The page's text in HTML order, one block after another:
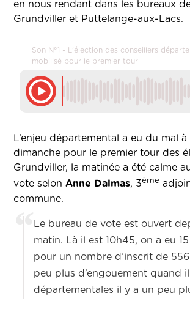
en nous rendant dans les bureaux
Grundviller et Puttelange-aux-Lacs.
Son N°1 - L'élection des conseillers
mobilisé pour le premier tour
L’enjeu départemental a eu du mal
dimanche pour le premier tour des
Grundviller, la matinée a été calme
vote selonAnne Dalmas, 3ème
commune.
Le bureau de vote est ouvert
matin. Là il est 10h45, on a eu
pour un nombre d’inscrit de
peu plus d’engouement quand
départementales il y a un peu